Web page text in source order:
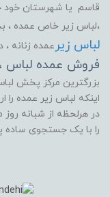
قاسم یا شهرستان خود
،لباس زیر خاص عمده ،
لباس زیر عمده زنانه ،
فروش عمده لباس ،
بزرگترین مرکز پخش
اینکه لباس زیر عمده
در هرلحظه از شبانه
را با یک جستجوی ساده